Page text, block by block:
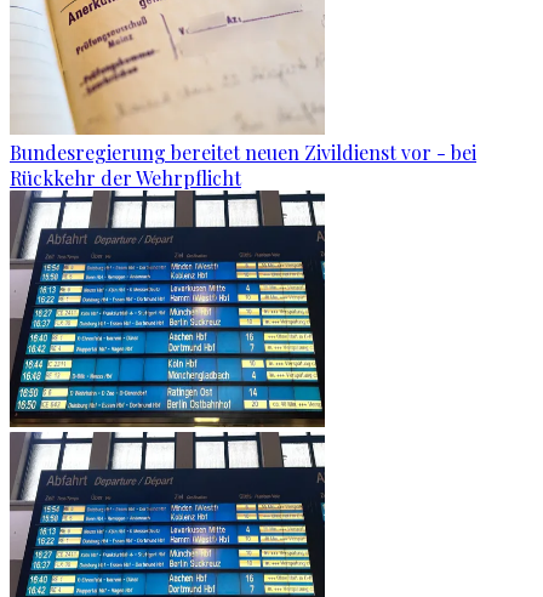
Bundesregierung bereitet neuen Zivildienst vor - bei
Rückkehr der Wehrpflicht